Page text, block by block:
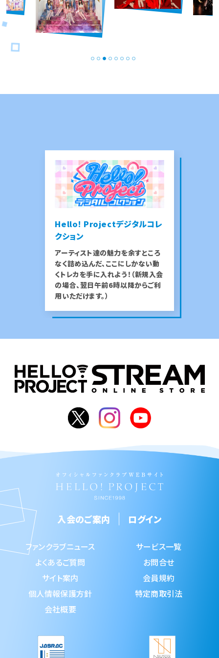
PICK UP
ピックアップ
Hello! Projectデジタルコレ
クション
アーティスト達の魅力を余すところ
なく詰め込んだ、ここにしかない動
くトレカを手に入れよう！（新規入会
の場合、翌日午前6時以降からご利
用いただけます。）
入会のご案内 ログイン
ファンクラブニュース
サービス一覧
よくあるご質問
お問合せ
サイト案内
会員規約
個人情報保護方針
特定商取引法
会社概要